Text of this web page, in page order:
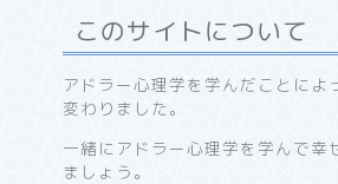
このサイトについて
アドラー心理学を学んだことによ
変わりました。
一緒にアドラー心理学を学んで幸
ましょう。